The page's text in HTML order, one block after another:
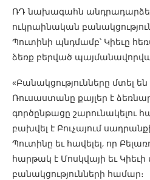
ՌԴ նախագահն անդրադարձել
ուկրաինական
Պուտինի պնդմամբ՝ Կիեւը
ձեռք բերված
«Բանակցությունները մտել
Ռուսաստանը քայլեր է
գործընթացը շարունակելու
բախվել է Բուչայում
Պուտինը եւ հավելել, որ
հարթակ է Մոսկվայի եւ
բանակցությունների համար։